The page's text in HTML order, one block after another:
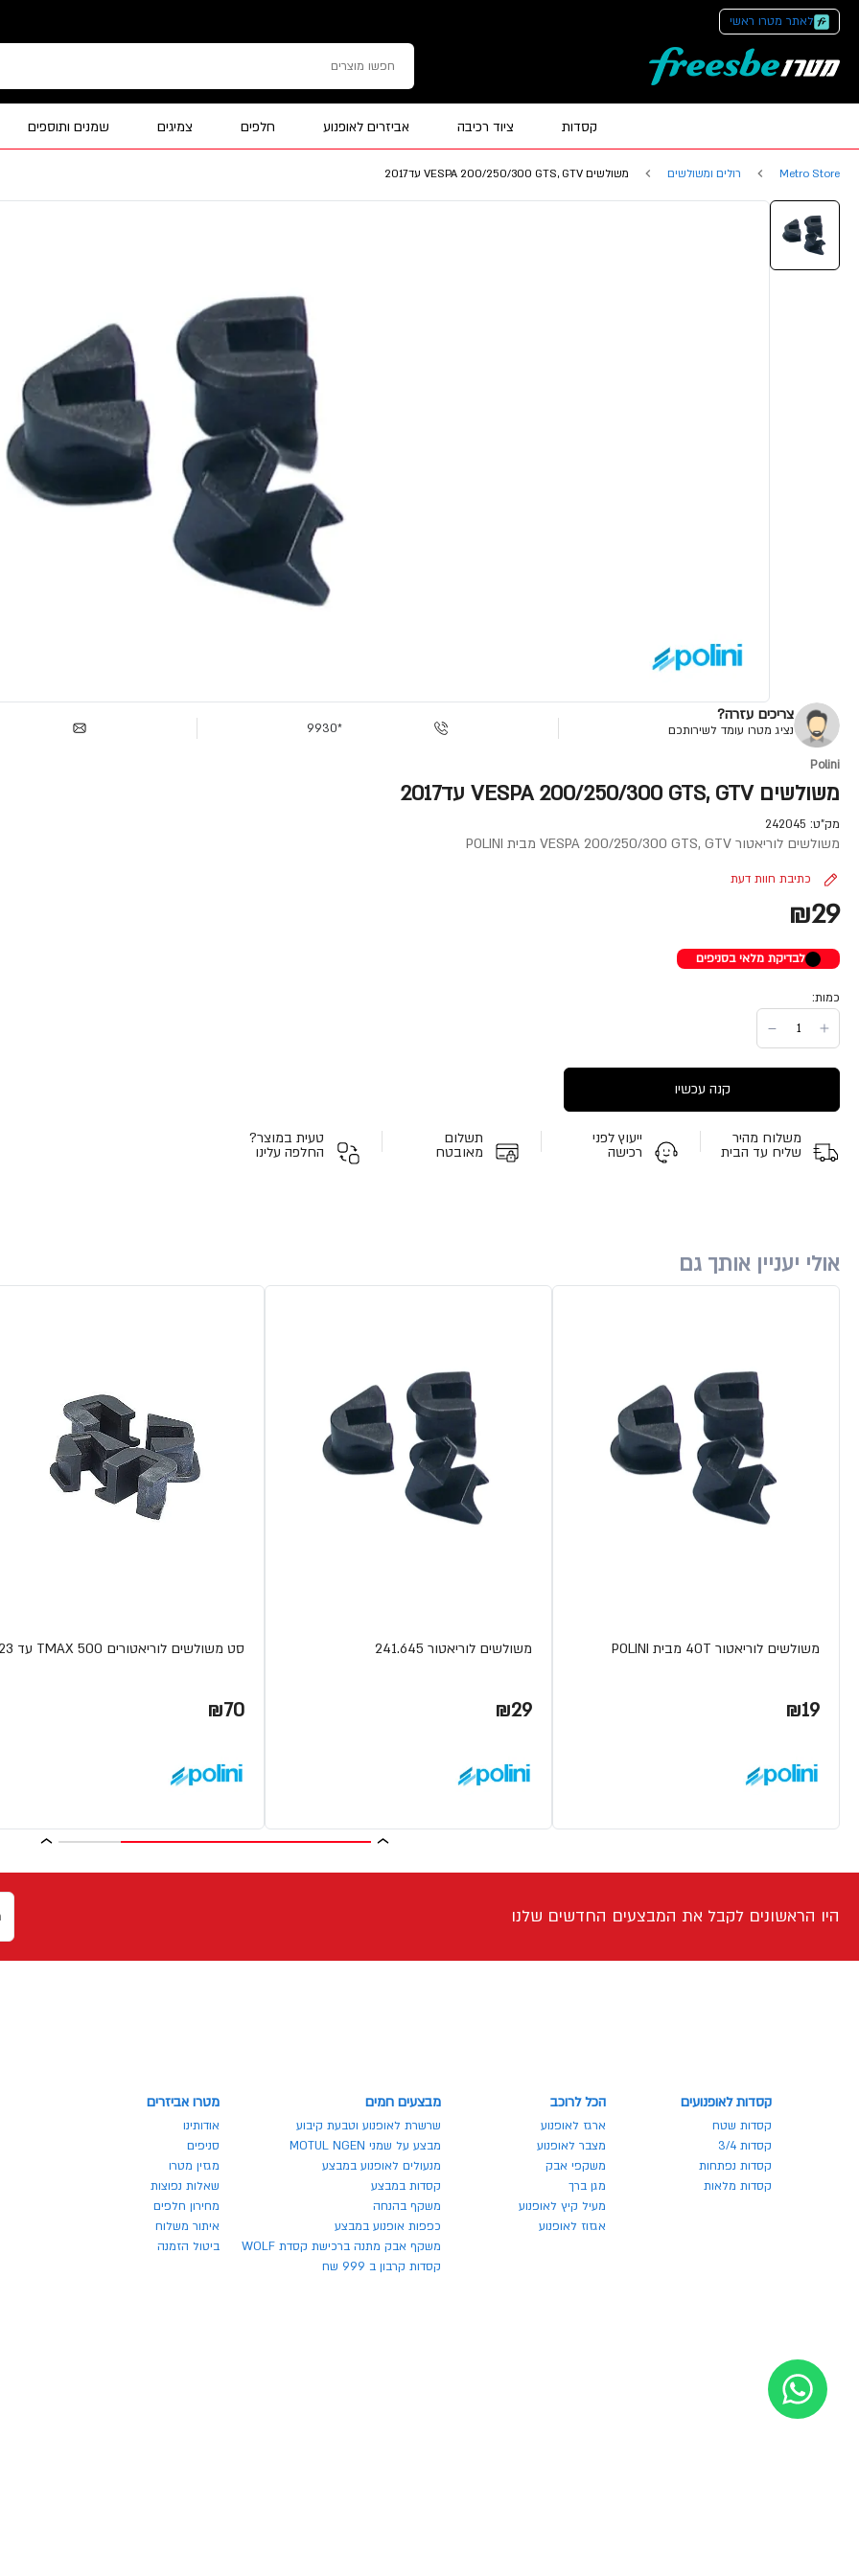
לאתר מטרו ראשי
קסדות ציוד רכיבה אביזרים לאופנוע חלפים צמיגים שמנים ותוספים
Metro Store רולים ומשולשים משולשים VESPA 200/250/300 GTS, GTV עד2017
צריכים עזרה?
נציג מטרו עומד לשירותכם *9930
Polini
משולשים VESPA 200/250/300 GTS, GTV עד2017
מק"ט: 242045
משולשים לוריאטור VESPA 200/250/300 GTS, GTV מבית POLINI
כתיבת חוות דעת
₪29
לבדיקת מלאי בסניפים
כמות:
קנה עכשיו
משלוח מהיר
שליח עד הבית
ייעוץ לפני
רכישה
תשלום
מאובטח
טעית במוצר?
החלפה עלינו
אולי יעניין אותך גם
משולשים לוריאטור 40T מבית POLINI
₪19
משולשים לוריאטור 241.645
₪29
סט משולשים לוריאטורים 500 TMAX עד 2023
₪70
היו הראשונים לקבל את המבצעים החדשים שלנו
קסדות לאופנועים
קסדות שטח
קסדות 3/4
קסדות נפתחות
קסדות מלאות
הכל לרוכב
ארגז לאופנוע
מצבר לאופנוע
משקפי אבק
מגן ברך
מעיל קיץ לאופנוע
אגזוז לאופנוע
מבצעים חמים
שרשרת לאופנוע וטבעת קיבוע
מבצע על שמני MOTUL NGEN
מנעולים לאופנוע במבצע
קסדות במבצע
משקף בהנחה
כפפות אופנוע במבצע
משקף אבק מתנה ברכישת קסדת WOLF
קסדות קרבון ב 999 שח
מטרו אביזרים
אודותינו
סניפים
מגזין מטרו
שאלות נפוצות
מחירון חלפים
איתור משלוח
ביטול הזמנה